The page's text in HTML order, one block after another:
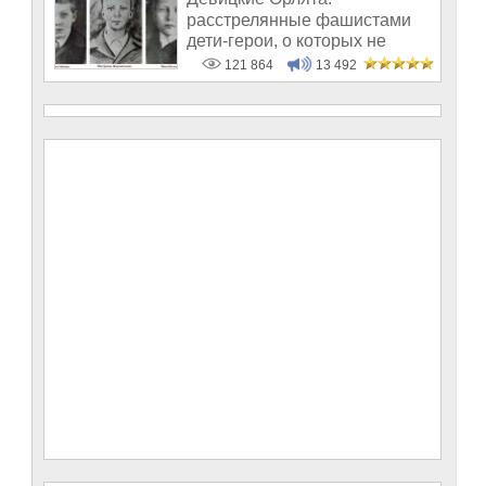
расстрелянные фашистами
дети-герои, о которых не
рассказывают в шк
121 864 13 492